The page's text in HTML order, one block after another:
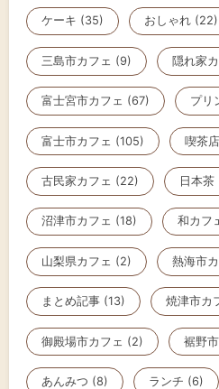
ケーキ (35) おしゃれ (22)
三島市カフェ (9) 隠れ家
富士宮市カフェ (67) プリ
富士市カフェ (105) 喫茶
古民家カフェ (22) 日本茶
沼津市カフェ (18) 和カフ
山梨県カフェ (2) 熱海市
まとめ記事 (13) 焼津市カ
御殿場市カフェ (2) 裾野
あんみつ (8) ランチ (6)